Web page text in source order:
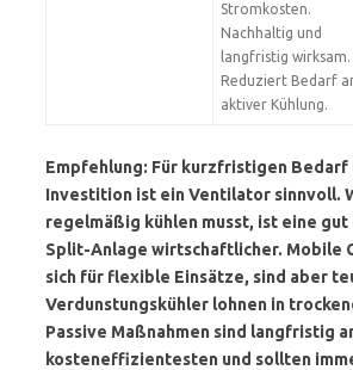
Stromkosten.
Nachhaltig und
langfristig wirksam.
Reduziert Bedarf
aktiver Kühlung.
Empfehlung: Für kurzfristigen Bedarf
Investition ist ein Ventilator sinnvoll.
regelmäßig kühlen musst, ist eine
Split-Anlage wirtschaftlicher. Mobile
sich für flexible Einsätze, sind aber
Verdunstungskühler lohnen in
Passive Maßnahmen sind langfristig
kosteneffizientesten und sollten